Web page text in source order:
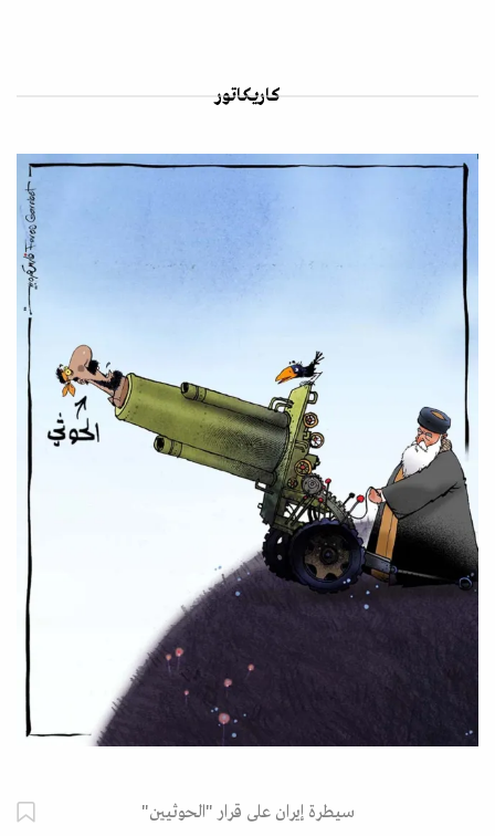
كاريكاتور
سيطرة إيران على قرار "الحوثيين"